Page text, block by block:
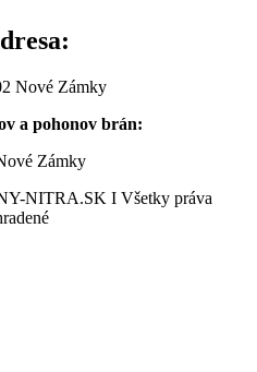
Nové Zámky
a pohonov brán:
Zámky
NITRA.SK I Všetky práva